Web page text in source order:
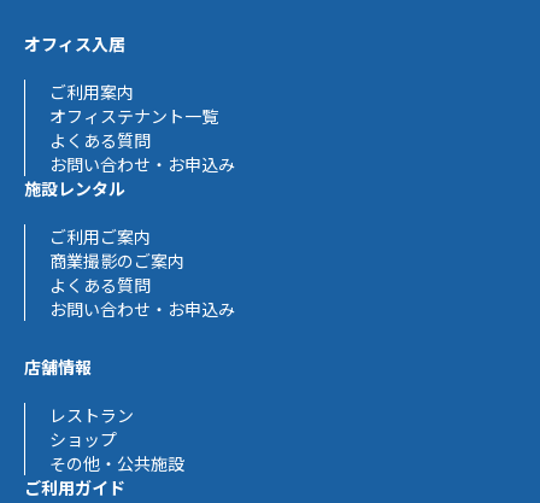
オフィス入居
ご利用案内
オフィステナント一覧
よくある質問
お問い合わせ・お申込み
施設レンタル
ご利用ご案内
商業撮影のご案内
よくある質問
お問い合わせ・お申込み
店舗情報
レストラン
ショップ
その他・公共施設
ご利用ガイド